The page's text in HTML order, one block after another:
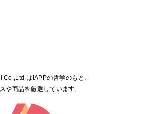
はIAPPの哲学のもと、
や商品を厳選しています。